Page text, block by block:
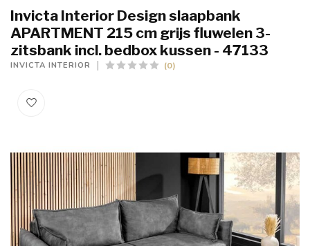
Invicta Interior Design slaapbank
APARTMENT 215 cm grijs fluwelen 3-
zitsbank incl. bedbox kussen - 47133
INVICTA INTERIOR (0)